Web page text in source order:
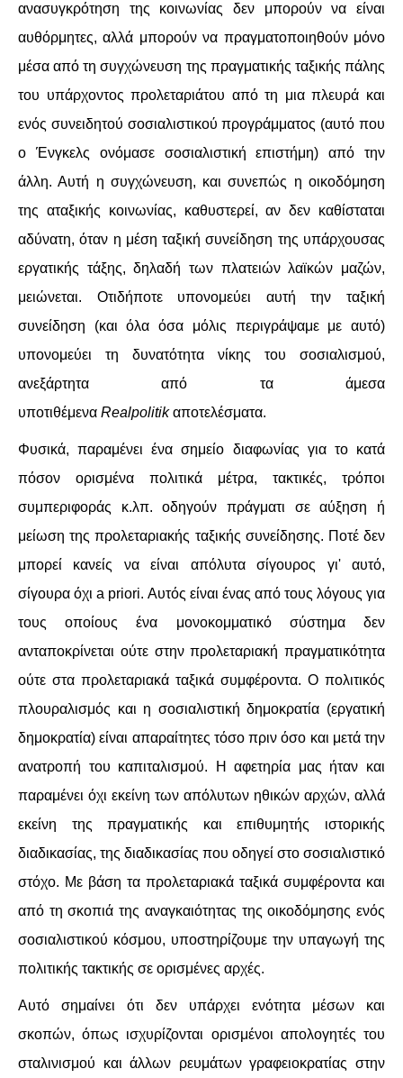
ανασυγκρότηση της κοινωνίας δεν μπορούν να είναι
αυθόρμητες, αλλά μπορούν να πραγματοποιηθούν μόνο
μέσα από τη συγχώνευση της πραγματικής ταξικής πάλης
του υπάρχοντος προλεταριάτου από τη μια πλευρά και
ενός συνειδητού σοσιαλιστικού προγράμματος (αυτό που
ο Ένγκελς ονόμασε σοσιαλιστική επιστήμη) από την
άλλη. Αυτή η συγχώνευση, και συνεπώς η οικοδόμηση
της αταξικής κοινωνίας, καθυστερεί, αν δεν καθίσταται
αδύνατη, όταν η μέση ταξική συνείδηση της υπάρχουσας
εργατικής τάξης, δηλαδή των πλατειών λαϊκών μαζών,
μειώνεται. Οτιδήποτε υπονομεύει αυτή την ταξική
συνείδηση (και όλα όσα μόλις περιγράψαμε με αυτό)
υπονομεύει τη δυνατότητα νίκης του σοσιαλισμού,
ανεξάρτητα από τα άμεσα
υποτιθέμενα Realpolitikαποτελέσματα.
Φυσικά, παραμένει ένα σημείο διαφωνίας για το κατά
πόσον ορισμένα πολιτικά μέτρα, τακτικές, τρόποι
συμπεριφοράς κ.λπ. οδηγούν πράγματι σε αύξηση ή
μείωση της προλεταριακής ταξικής συνείδησης. Ποτέ δεν
μπορεί κανείς να είναι απόλυτα σίγουρος γι' αυτό,
σίγουρα όχι a priori. Αυτός είναι ένας από τους λόγους για
τους οποίους ένα μονοκομματικό σύστημα δεν
ανταποκρίνεται ούτε στην προλεταριακή πραγματικότητα
ούτε στα προλεταριακά ταξικά συμφέροντα. Ο πολιτικός
πλουραλισμός και η σοσιαλιστική δημοκρατία (εργατική
δημοκρατία) είναι απαραίτητες τόσο πριν όσο και μετά την
ανατροπή του καπιταλισμού. Η αφετηρία μας ήταν και
παραμένει όχι εκείνη των απόλυτων ηθικών αρχών, αλλά
εκείνη της πραγματικής και επιθυμητής ιστορικής
διαδικασίας, της διαδικασίας που οδηγεί στο σοσιαλιστικό
στόχο. Με βάση τα προλεταριακά ταξικά συμφέροντα και
από τη σκοπιά της αναγκαιότητας της οικοδόμησης ενός
σοσιαλιστικού κόσμου, υποστηρίζουμε την υπαγωγή της
πολιτικής τακτικής σε ορισμένες αρχές.
Αυτό σημαίνει ότι δεν υπάρχει ενότητα μέσων και
σκοπών, όπως ισχυρίζονται ορισμένοι απολογητές του
σταλινισμού και άλλων ρευμάτων γραφειοκρατίας στην